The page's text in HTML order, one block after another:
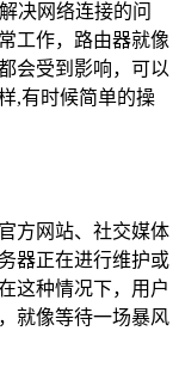
决网络连接的问
工作，路由器就像
会受到影响，可以
,有时候简单的操
方网站、社交媒体
器正在进行维护或
这种情况下，用户
就像等待一场暴风